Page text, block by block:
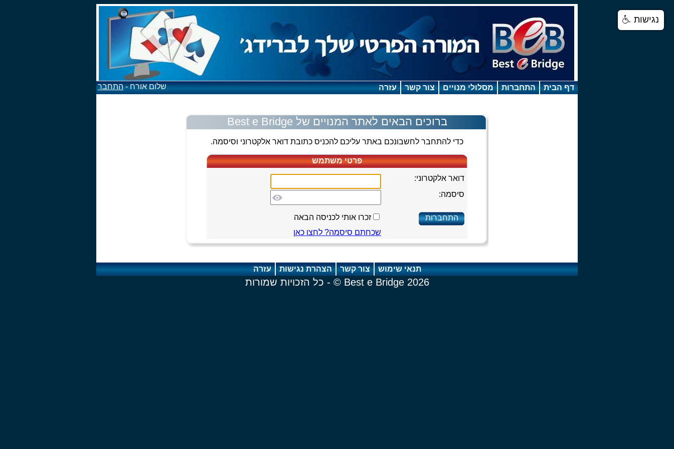
דף הבית התחברות מסלולי מנויים צור קשר עזרה שלום אורח - התחבר
ברוכים הבאים לאתר המנויים של Best e Bridge
כדי להתחבר לחשבונכם באתר עליכם להכניס כתובת דואר אלקטרוני וסיסמה.
פרטי משתמש
דואר אלקטרוני:
סיסמה:
התחברות
זכרו אותי לכניסה הבאה
שכחתם סיסמה? לחצו כאן
תנאי שימוש צור קשר הצהרת נגישות עזרה
2026 Best e Bridge © - כל הזכויות שמורות
נגישות